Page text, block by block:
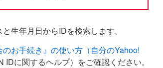
生年月日からIDを検索します。
のお手続き』の使い方（自分のYahoo!
IDに関するヘルプ）をご確認ください。